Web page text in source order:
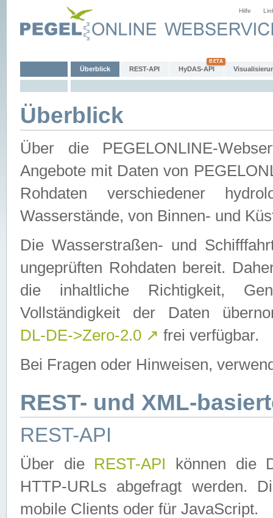
Hilfe
Überblick REST-API HyDAS-API
Überblick
Über die PEGELONLINE-
Angebote mit Daten von
Rohdaten verschiedener
Wasserstände, von Binnen- und
Die Wasserstraßen- und
ungeprüften Rohdaten bereit.
die inhaltliche Richtigkeit,
Vollständigkeit der Daten
DL-DE->Zero-2.0 ↗ frei verfügbar.
Bei Fragen oder Hinweisen,
REST- und XML-
REST-API
Über die REST-API können die
HTTP-URLs abgefragt werden.
mobile Clients oder für JavaScript.